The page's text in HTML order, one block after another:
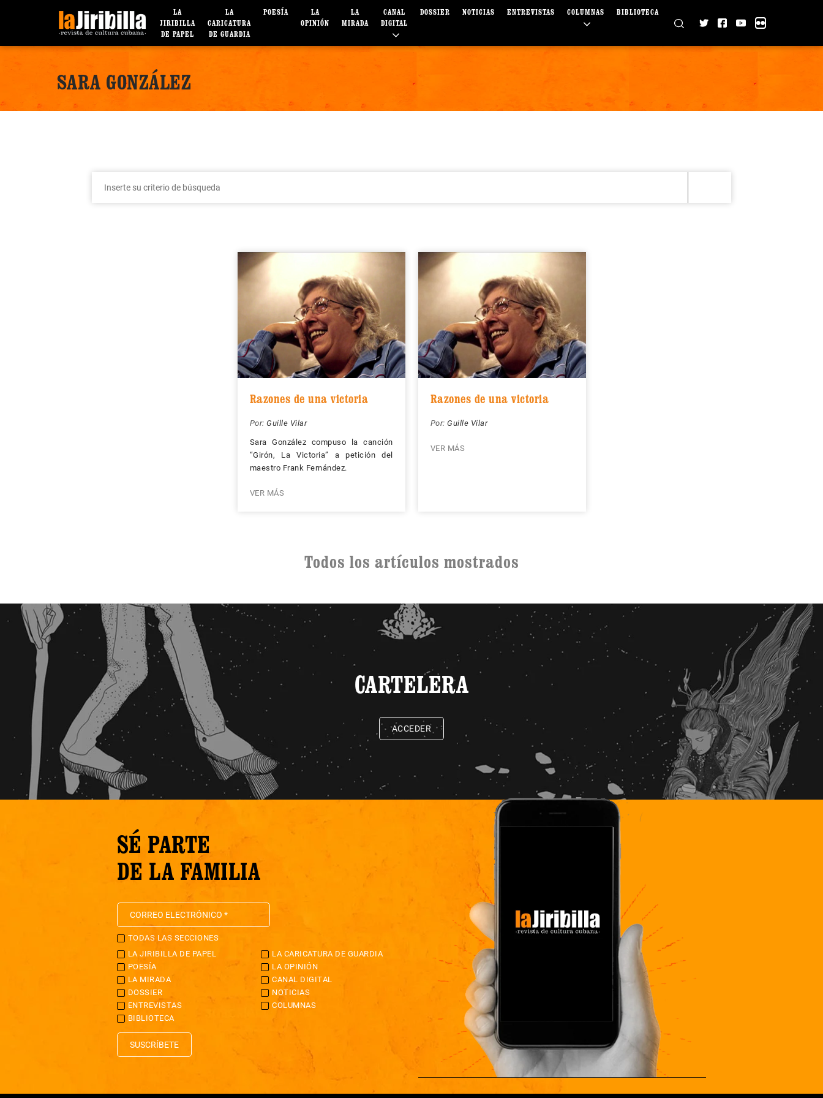
LA
JIRIBILLA
DE PAPEL
LA
CARICATURA
DE GUARDIA
POESÍA
LA
OPINIÓN
LA
MIRADA
CANAL
DIGITAL
DOSSIER NOTICIAS ENTREVISTAS COLUMNAS BIBLIOTECA
SARA GONZÁLEZ
Razones de una victoria
Por: Guille Vilar
Sara González compuso la canción
“Girón, La Victoria” a petición del
maestro Frank Fernández.
VER MÁS
Razones de una victoria
Por: Guille Vilar
VER MÁS
Todos los artículos mostrados
CARTELERA
ACCEDER
SÉ PARTE
DE LA FAMILIA
TODAS LAS SECCIONES
LA JIRIBILLA DE PAPEL
LA CARICATURA DE GUARDIA
POESÍA
LA OPINIÓN
LA MIRADA
CANAL DIGITAL
DOSSIER
NOTICIAS
ENTREVISTAS
COLUMNAS
BIBLIOTECA
SUSCRÍBETE